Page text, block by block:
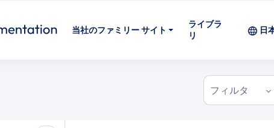
当社のファミリー サイト
ライブラ
リ
日
フィルタ
アップとリストア